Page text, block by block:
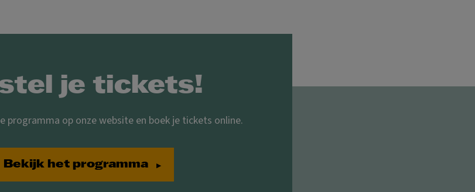
je tickets!
programma op onze website en boek je tickets online.
Bekijk het programma